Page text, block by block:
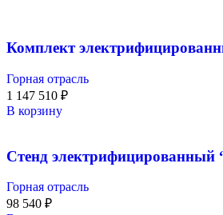
Комплект
Горная отрасль
1 147 510 ₽
В корзину
Стенд электрифицированный
Горная отрасль
98 540 ₽